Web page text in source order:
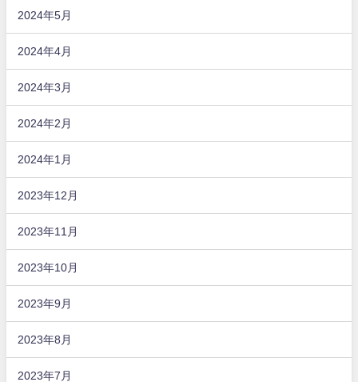
2024年5月
2024年4月
2024年3月
2024年2月
2024年1月
2023年12月
2023年11月
2023年10月
2023年9月
2023年8月
2023年7月